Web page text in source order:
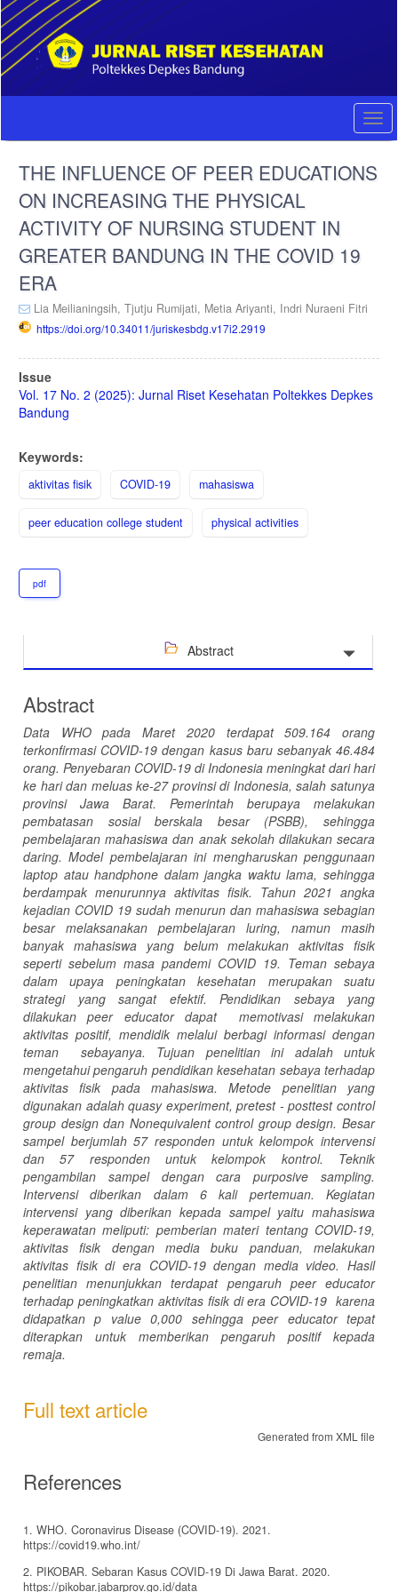
Quick
jump
to
page
content
Main
Sidebar
THE INFLUENCE OF PEER EDUCATIONS
ON INCREASING THE PHYSICAL
ACTIVITY OF NURSING STUDENT IN
GREATER BANDUNG IN THE COVID 19
ERA
Lia Meilianingsih, Tjutju Rumijati, Metia Ariyanti, Indri Nuraeni Fitri
https://doi.org/10.34011/juriskesbdg.v17i2.2919
Article
Sidebar
Issue
Vol. 17 No. 2 (2025): Jurnal Riset Kesehatan Poltekkes Depkes
Bandung
Keywords:
aktivitas fisik COVID-19 mahasiswa
peer education college student physical activities
pdf
Abstract
Abstract
Data WHO pada Maret 2020 terdapat 509.164 orang
terkonfirmasi COVID-19 dengan kasus baru sebanyak 46.484
orang. Penyebaran COVID-19 di Indonesia meningkat dari hari
ke hari dan meluas ke-27 provinsi di Indonesia, salah satunya
provinsi Jawa Barat. Pemerintah berupaya melakukan
pembatasan sosial berskala besar (PSBB), sehingga
pembelajaran mahasiswa dan anak sekolah dilakukan secara
daring. Model pembelajaran ini mengharuskan penggunaan
laptop atau handphone dalam jangka waktu lama, sehingga
berdampak menurunnya aktivitas fisik. Tahun 2021 angka
kejadian COVID 19 sudah menurun dan mahasiswa sebagian
besar melaksanakan pembelajaran luring, namun masih
banyak mahasiswa yang belum melakukan aktivitas fisik
seperti sebelum masa pandemi COVID 19. Teman sebaya
dalam upaya peningkatan kesehatan merupakan suatu
strategi yang sangat efektif. Pendidikan sebaya yang
dilakukan peer educator dapat memotivasi melakukan
aktivitas positif, mendidik melalui berbagi informasi dengan
teman sebayanya. Tujuan penelitian ini adalah untuk
mengetahui pengaruh pendidikan kesehatan sebaya terhadap
aktivitas fisik pada mahasiswa.Metode penelitian yang
digunakan adalah quasy experiment, pretest - posttest control
group design dan Nonequivalent control group design. Besar
sampel berjumlah 57 responden untuk kelompok intervensi
dan 57 responden untuk kelompok kontrol. Teknik
pengambilan sampel dengan cara purposive sampling.
Intervensi diberikan dalam 6 kali pertemuan. Kegiatan
intervensiyang diberikan kepada sampel yaitu mahasiswa
keperawatan meliputi: pemberian materi tentang COVID-19,
aktivitas fisik dengan media buku panduan, melakukan
aktivitas fisik di era COVID-19 dengan media video. Hasil
penelitian menunjukkan terdapat pengaruhpeer educator
terhadap peningkatkan aktivitas fisik di era COVID-19 karena
didapatkan p value 0,000 sehingga peer educator tepat
diterapkan untuk memberikan pengaruh positif kepada
remaja.
Full text article
Generated from XML file
References
1. WHO. Coronavirus Disease (COVID-19). 2021.
https://covid19.who.int/
2. PIKOBAR. Sebaran Kasus COVID-19 Di Jawa Barat. 2020.
https://pikobar.jabarprov.go.id/data